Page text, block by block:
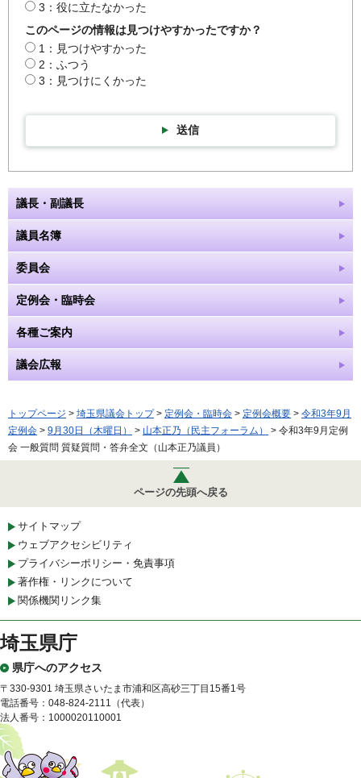
3：役に立たなかった
このページの情報は見つけやすかったですか？
1：見つけやすかった
2：ふつう
3：見つけにくかった
送信
議長・副議長
議員名簿
委員会
定例会・臨時会
各種ご案内
議会広報
トップページ > 埼玉県議会トップ> 定例会・臨時会 > 定例会概要 > 令和3年9月
定例会 > 9月30日（木曜日） > 山本正乃（民主フォーラム）
> 令和3年9月定例
会 一般質問 質疑質問・答弁全文（山本正乃議員）
ページの先頭へ戻る
サイトマップ
ウェブアクセシビリティ
プライバシーポリシー・免責事項
著作権・リンクについて
関係機関リンク集
埼玉県庁
県庁へのアクセス
〒330-9301 埼玉県さいたま市浦和区高砂三丁目15番1号
電話番号：048-824-2111（代表）
法人番号：1000020110001